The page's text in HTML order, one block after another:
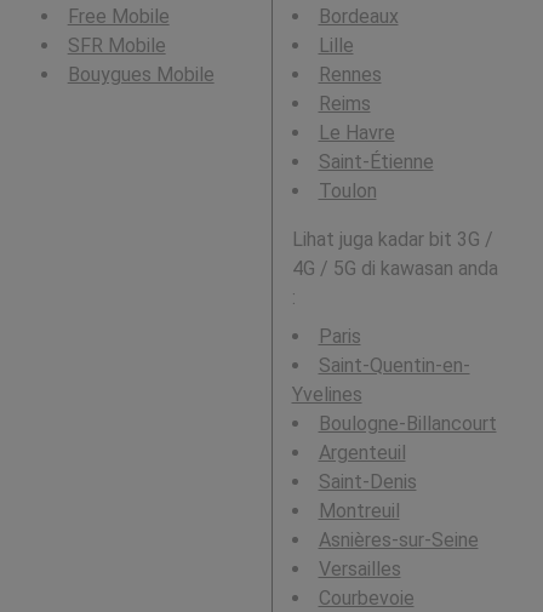
Free Mobile
SFR Mobile
Bouygues Mobile
Bordeaux
Lille
Rennes
Reims
Le Havre
Saint-Étienne
Toulon
Lihat juga kadar bit 3G /
4G / 5G di kawasan anda
:
Paris
Saint-Quentin-en-
Yvelines
Boulogne-Billancourt
Argenteuil
Saint-Denis
Montreuil
Asnières-sur-Seine
Versailles
Courbevoie